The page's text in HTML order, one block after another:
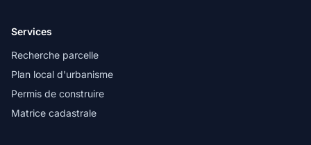
Services
Recherche parcelle
Plan local d'urbanisme
Permis de construire
Matrice cadastrale